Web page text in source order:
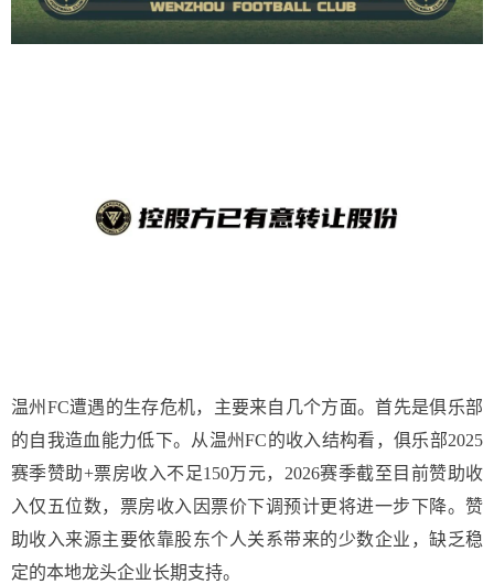
温州FC遭遇的生存危机，主要来自几个方面。首先是俱乐部
的自我造血能力低下。从温州FC的收入结构看，俱乐部2025
赛季赞助+票房收入不足150万元，2026赛季截至目前赞助收
入仅五位数，票房收入因票价下调预计更将进一步下降。赞
助收入来源主要依靠股东个人关系带来的少数企业，缺乏稳
定的本地龙头企业长期支持。